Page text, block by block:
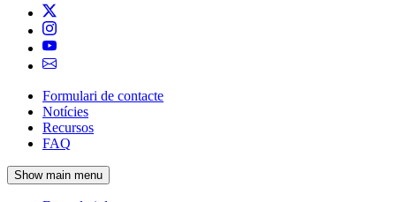
Navegació
principal
de
l'encapçalament
Formulari de contacte
Notícies
Recursos
FAQ
Show main menu